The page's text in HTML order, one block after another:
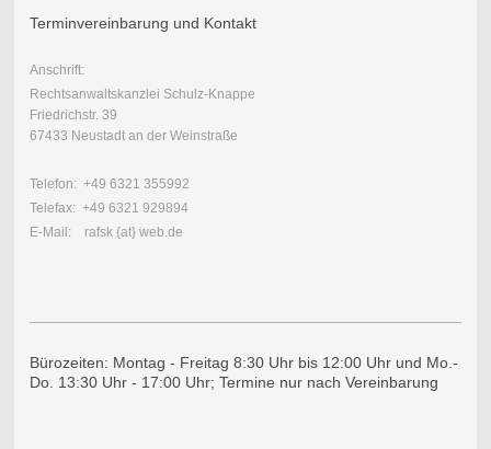
Terminvereinbarung und Kontakt
Anschrift:
Rechtsanwaltskanzlei Schulz-Knappe
Friedrichstr. 39
67433 Neustadt an der Weinstraße
Telefon: +49 6321 355992
Telefax: +49 6321 929894
E-Mail: rafsk {at} web.de
Bürozeiten: Montag - Freitag 8:30 Uhr bis 12:00 Uhr und Mo.-
Do. 13:30 Uhr - 17:00 Uhr; Termine nur nach Vereinbarung